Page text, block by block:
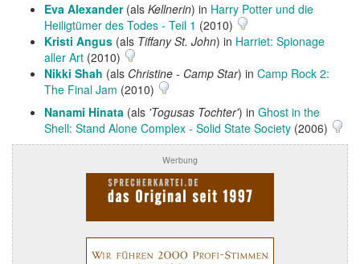
Eva Alexander(als Kellnerin) in Harry Potter und die
Heiligtümer des Todes - Teil 1 (2010)
Kristi Angus (als Tiffany St. John) in Harriet: Spionage
aller Art (2010)
Nikki Shah (als Christine - Camp Star) in Camp Rock 2:
The Final Jam (2010)
Nanami Hinata (als 'Togusas Tochter') in Ghost in the
Shell: Stand Alone Complex - Solid State Society (2006)
Werbung